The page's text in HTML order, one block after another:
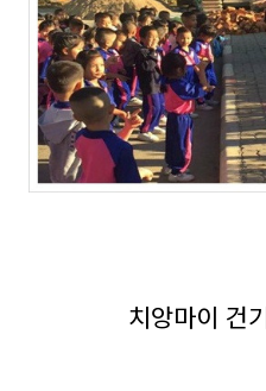
치앙마이 건